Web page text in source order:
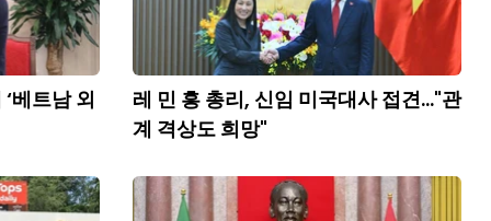
베트남 외
레 민 흥 총리, 신임 미국대사 접견..."관
계 격상도 희망"